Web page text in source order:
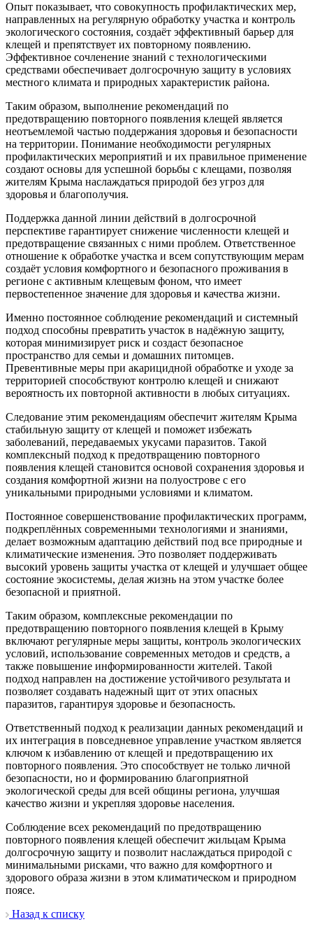
Опыт показывает, что совокупность профилактических мер,
направленных на регулярную обработку участка и контроль
экологического состояния, создаёт эффективный барьер для
клещей и препятствует их повторному появлению.
Эффективное сочленение знаний с технологическими
средствами обеспечивает долгосрочную защиту в условиях
местного климата и природных характеристик района.
Таким образом, выполнение рекомендаций по
предотвращению повторного появления клещей является
неотъемлемой частью поддержания здоровья и безопасности
на территории. Понимание необходимости регулярных
профилактических мероприятий и их правильное применение
создают основы для успешной борьбы с клещами, позволяя
жителям Крыма наслаждаться природой без угроз для
здоровья и благополучия.
Поддержка данной линии действий в долгосрочной
перспективе гарантирует снижение численности клещей и
предотвращение связанных с ними проблем. Ответственное
отношение к обработке участка и всем сопутствующим мерам
создаёт условия комфортного и безопасного проживания в
регионе с активным клещевым фоном, что имеет
первостепенное значение для здоровья и качества жизни.
Именно постоянное соблюдение рекомендаций и системный
подход способны превратить участок в надёжную защиту,
которая минимизирует риск и создаст безопасное
пространство для семьи и домашних питомцев.
Превентивные меры при акарицидной обработке и уходе за
территорией способствуют контролю клещей и снижают
вероятность их повторной активности в любых ситуациях.
Следование этим рекомендациям обеспечит жителям Крыма
стабильную защиту от клещей и поможет избежать
заболеваний, передаваемых укусами паразитов. Такой
комплексный подход к предотвращению повторного
появления клещей становится основой сохранения здоровья и
создания комфортной жизни на полуострове с его
уникальными природными условиями и климатом.
Постоянное совершенствование профилактических программ,
подкреплённых современными технологиями и знаниями,
делает возможным адаптацию действий под все природные и
климатические изменения. Это позволяет поддерживать
высокий уровень защиты участка от клещей и улучшает общее
состояние экосистемы, делая жизнь на этом участке более
безопасной и приятной.
Таким образом, комплексные рекомендации по
предотвращению повторного появления клещей в Крыму
включают регулярные меры защиты, контроль экологических
условий, использование современных методов и средств, а
также повышение информированности жителей. Такой
подход направлен на достижение устойчивого результата и
позволяет создавать надежный щит от этих опасных
паразитов, гарантируя здоровье и безопасность.
Ответственный подход к реализации данных рекомендаций и
их интеграция в повседневное управление участком является
ключом к избавлению от клещей и предотвращению их
повторного появления. Это способствует не только личной
безопасности, но и формированию благоприятной
экологической среды для всей общины региона, улучшая
качество жизни и укрепляя здоровье населения.
Соблюдение всех рекомендаций по предотвращению
повторного появления клещей обеспечит жильцам Крыма
долгосрочную защиту и позволит наслаждаться природой с
минимальными рисками, что важно для комфортного и
здорового образа жизни в этом климатическом и природном
поясе.
Назад к списку